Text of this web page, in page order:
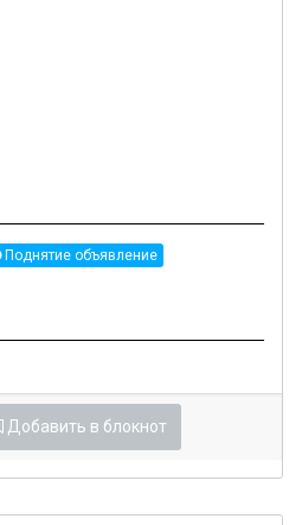
Поднятие объявление
Добавить в блокнот